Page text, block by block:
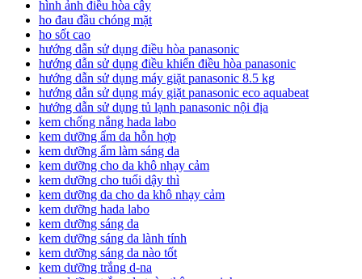
hình ảnh điều hòa cây
ho đau đầu chóng mặt
ho sốt cao
hướng dẫn sử dụng điều hòa panasonic
hướng dẫn sử dụng điều khiển điều hòa panasonic
hướng dẫn sử dụng máy giặt panasonic 8.5 kg
hướng dẫn sử dụng máy giặt panasonic eco aquabeat
hướng dẫn sử dụng tủ lạnh panasonic nội địa
kem chống nắng hada labo
kem dưỡng ẩm da hỗn hợp
kem dưỡng ẩm làm sáng da
kem dưỡng cho da khô nhạy cảm
kem dưỡng cho tuổi dậy thì
kem dưỡng da cho da khô nhạy cảm
kem dưỡng hada labo
kem dưỡng sáng da
kem dưỡng sáng da lành tính
kem dưỡng sáng da nào tốt
kem dưỡng trắng d-na